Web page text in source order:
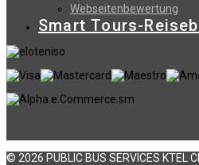
Webseitenbewertung
Smart Tours-
© 2026 PUBLIC BUS SERVICES KTEL